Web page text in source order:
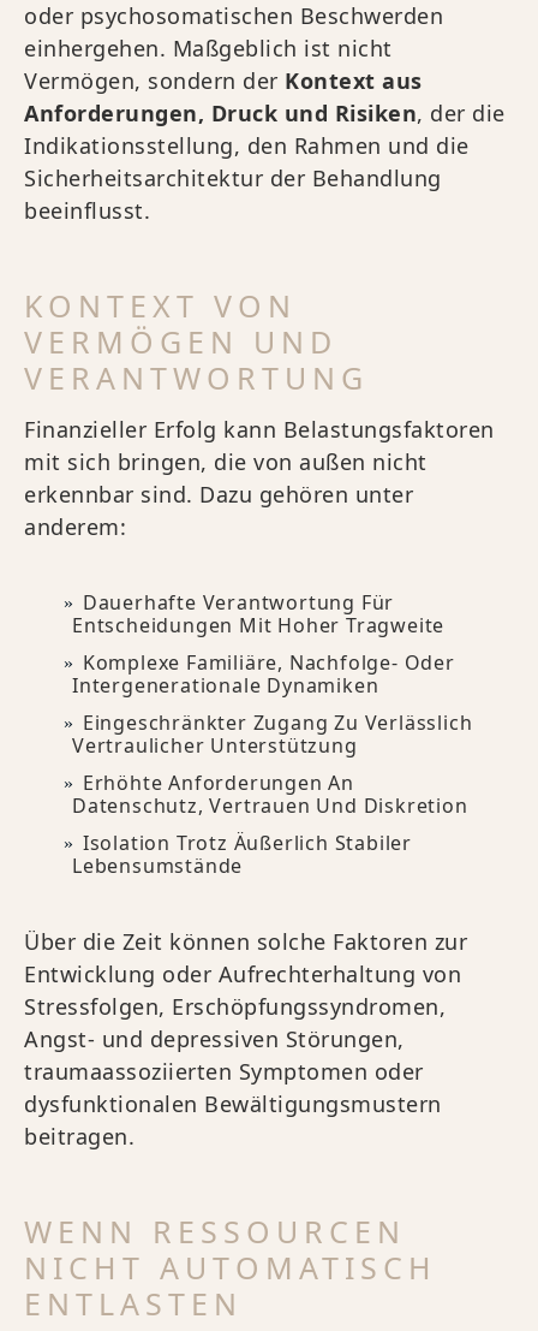
oder psychosomatischen Beschwerden
einhergehen. Maßgeblich ist nicht
Vermögen, sondern der Kontext aus
Anforderungen, Druck und Risiken, der die
Indikationsstellung, den Rahmen und die
Sicherheitsarchitektur der Behandlung
beeinflusst.
KONTEXT VON
VERMÖGEN UND
VERANTWORTUNG
Finanzieller Erfolg kann Belastungsfaktoren
mit sich bringen, die von außen nicht
erkennbar sind. Dazu gehören unter
anderem:
Dauerhafte Verantwortung Für
Entscheidungen Mit Hoher Tragweite
Komplexe Familiäre, Nachfolge- Oder
Intergenerationale Dynamiken
Eingeschränkter Zugang Zu Verlässlich
Vertraulicher Unterstützung
Erhöhte Anforderungen An
Datenschutz, Vertrauen Und Diskretion
Isolation Trotz Äußerlich Stabiler
Lebensumstände
Über die Zeit können solche Faktoren zur
Entwicklung oder Aufrechterhaltung von
Stressfolgen, Erschöpfungssyndromen,
Angst- und depressiven Störungen,
traumaassoziierten Symptomen oder
dysfunktionalen Bewältigungsmustern
beitragen.
WENN RESSOURCEN
NICHT AUTOMATISCH
ENTLASTEN